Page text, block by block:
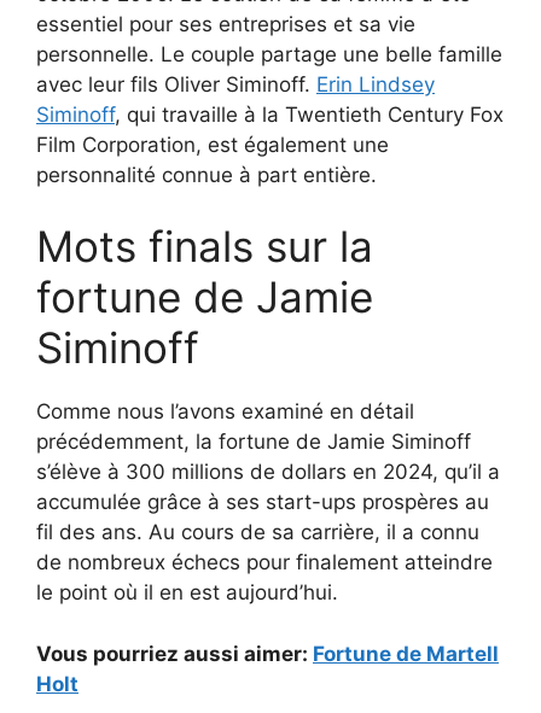
essentiel pour ses entreprises et sa vie
personnelle. Le couple partage une belle famille
avec leur fils Oliver Siminoff. Erin Lindsey
Siminoff, qui travaille à la Twentieth Century Fox
Film Corporation, est également une
personnalité connue à part entière.
Mots finals sur la
fortune de Jamie
Siminoff
Comme nous l’avons examiné en détail
précédemment, la fortune de Jamie Siminoff
s’élève à 300 millions de dollars en 2024, qu’il a
accumulée grâce à ses start-ups prospères au
fil des ans. Au cours de sa carrière, il a connu
de nombreux échecs pour finalement atteindre
le point où il en est aujourd’hui.
Vous pourriez aussi aimer: Fortune de Martell
Holt